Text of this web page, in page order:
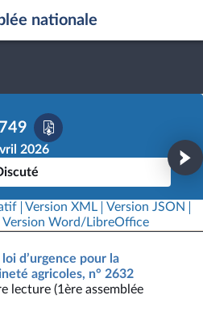
nationale
2026
Version XML
Version JSON
Version Word/LibreOffice
d’urgence pour la
agricoles, n° 2632
lecture (1ère assemblée